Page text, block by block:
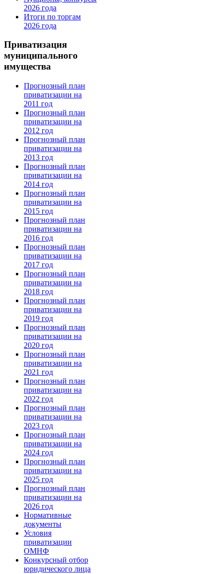
2026 года
Итоги по торгам
2026 года
Приватизация
муниципального
имущества
Прогнозный план
приватизации на
2011 год
Прогнозный план
приватизации на
2012 год
Прогнозный план
приватизации на
2013 год
Прогнозный план
приватизации на
2014 год
Прогнозный план
приватизации на
2015 год
Прогнозный план
приватизации на
2016 год
Прогнозный план
приватизации на
2017 год
Прогнозный план
приватизации на
2018 год
Прогнозный план
приватизации на
2019 год
Прогнозный план
приватизации на
2020 год
Прогнозный план
приватизации на
2021 год
Прогнозный план
приватизации на
2022 год
Прогнозный план
приватизации на
2023 год
Прогнозный план
приватизации на
2024 год
Прогнозный план
приватизации на
2025 год
Прогнозный план
приватизации на
2026 год
Нормативные
документы
Условия
приватизации
ОМНФ
Конкурсный отбор
юридического лица